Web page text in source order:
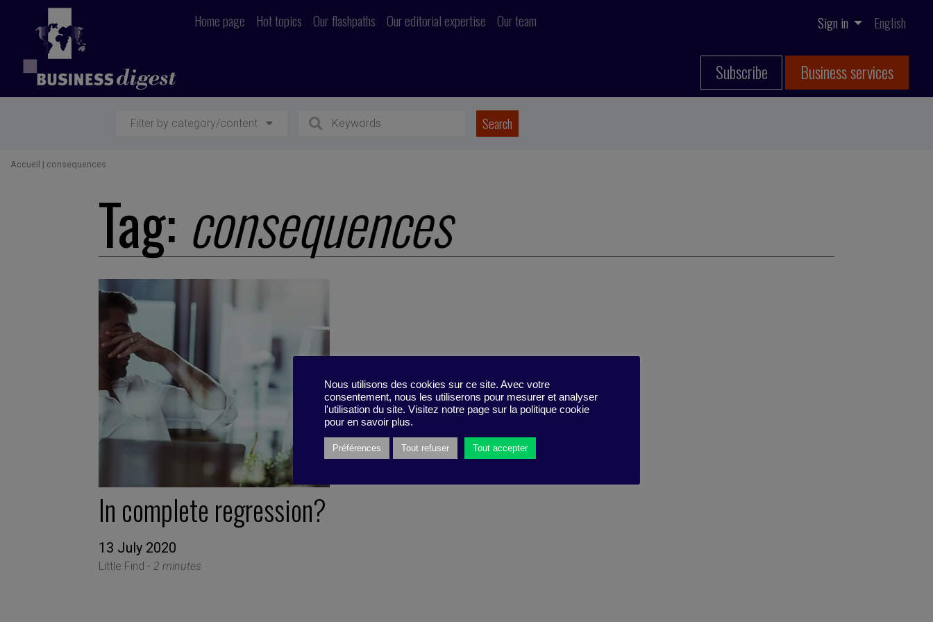
Home page Hot topics Our flashpaths Our editorial expertise Our team Sign in English
Subscribe Business services
Filter by category/content
Accueil | consequences
Tag: consequences
In complete regression?
13 July 2020
Little Find - 2 minutes
Nous utilisons des cookies sur ce site. Avec votre
consentement, nous les utiliserons pour mesurer et analyser
l'utilisation du site. Visitez notre page sur la politique cookie
pour en savoir plus.
Préférences Tout refuser Tout accepter